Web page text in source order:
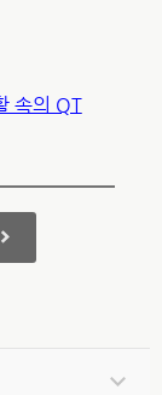
속의 QT